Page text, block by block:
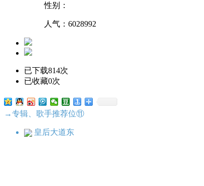
性别：
人气： 6028992
已下载814次
已收藏0次
→专辑、歌手推荐位⑪
皇后大道东